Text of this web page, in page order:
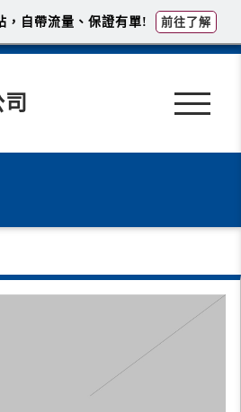
，自帶流量、保證有單! 前往了解